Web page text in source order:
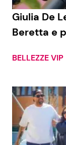
Giulia De
Beretta e
BELLEZZE VIP